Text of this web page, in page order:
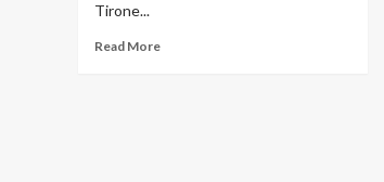
Tirone...
Read More